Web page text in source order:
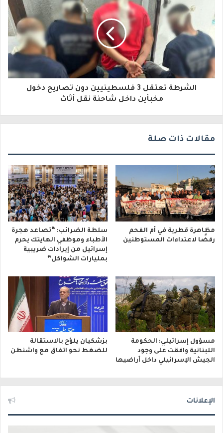
ل
ك
ت
الشرطة تعتقل 3 فلسطينيين دون تصاريح دخول
مخبأين داخل شاحنة نقل أثاث
مقالات ذات صلة
مظاهرة قطرية في أم الفحم
رفضًا لاعتداءات المستوطنين
سلطة الضرائب: “تصاعد هجرة
الأطباء وموظفي الهايتك يحرم
إسرائيل من إيرادات ضريبية
بمليارات الشواكل”
مسؤول إسرائيلي: الحكومة
اللبنانية وافقت على وجود
الجيش الإسرائيلي داخل أراضيها
بزشكيان يلوّح بالاستقالة
للضغط نحو اتفاق مع واشنطن
الإعلانات